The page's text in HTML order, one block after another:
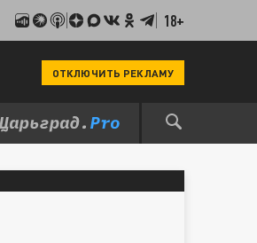
18+
ОТКЛЮЧИТЬ РЕКЛАМУ